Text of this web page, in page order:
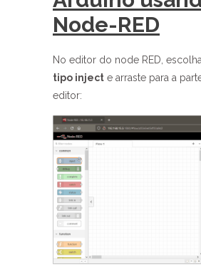
Node-RED
No editor do node RED,
tipo inject e arraste para a
editor: